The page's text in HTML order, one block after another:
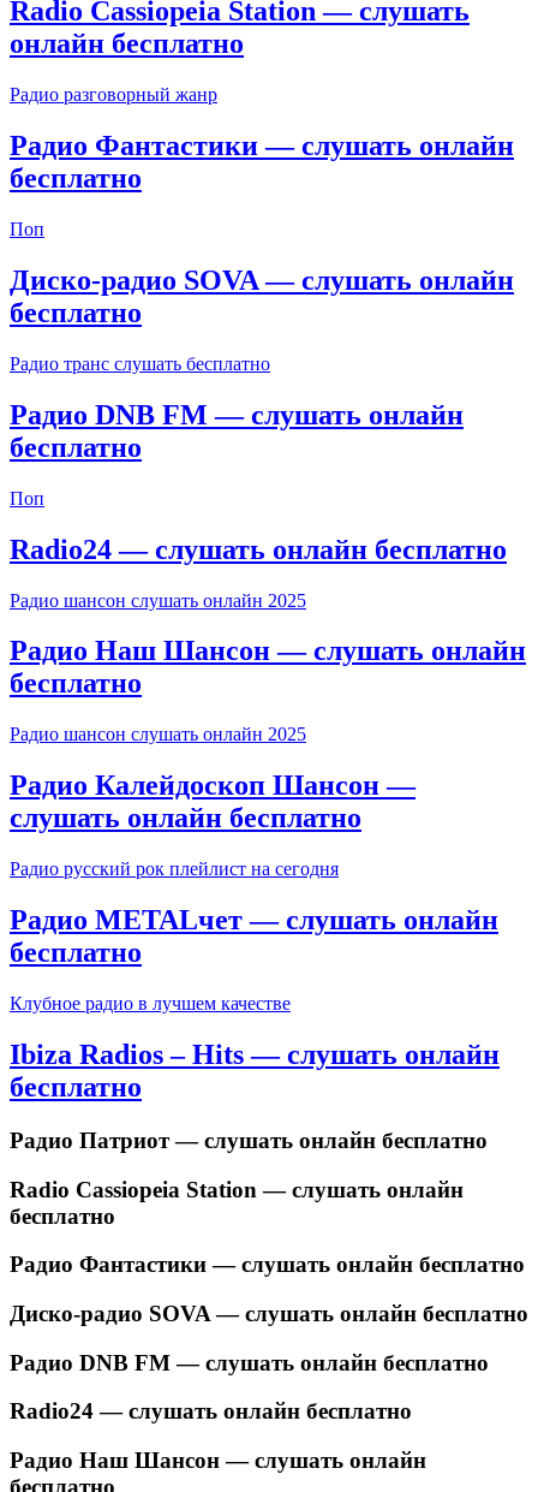
Radio Cassiopeia Station — слушать
онлайн бесплатно
Радио разговорный жанр
Радио Фантастики — слушать онлайн
бесплатно
Поп
Диско-радио SOVA — слушать онлайн
бесплатно
Радио транс слушать бесплатно
Радио DNB FM — слушать онлайн
бесплатно
Поп
Radio24 — слушать онлайн бесплатно
Радио шансон слушать онлайн 2025
Радио Наш Шансон — слушать онлайн
бесплатно
Радио шансон слушать онлайн 2025
Радио Калейдоскоп Шансон —
слушать онлайн бесплатно
Радио русский рок плейлист на сегодня
Радио METALчет — слушать онлайн
бесплатно
Клубное радио в лучшем качестве
Ibiza Radios – Hits — слушать онлайн
бесплатно
Радио Патриот — слушать онлайн бесплатно
Radio Cassiopeia Station — слушать онлайн
бесплатно
Радио Фантастики — слушать онлайн бесплатно
Диско-радио SOVA — слушать онлайн бесплатно
Радио DNB FM — слушать онлайн бесплатно
Radio24 — слушать онлайн бесплатно
Радио Наш Шансон — слушать онлайн
бесплатно